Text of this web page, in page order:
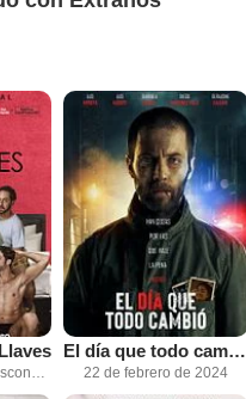
Fecha de estreno desconocida
El día que todo cambió
22 de febrero de 2024